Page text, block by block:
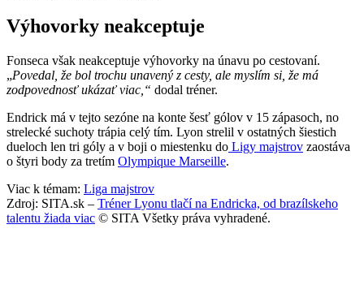
Výhovorky neakceptuje
Fonseca však neakceptuje výhovorky na únavu po cestovaní.
„Povedal, že bol trochu unavený z cesty, ale myslím si, že má
zodpovednosť ukázať viac,“ dodal tréner.
Endrick má v tejto sezóne na konte šesť gólov v 15 zápasoch, no
strelecké suchoty trápia celý tím. Lyon strelil v ostatných šiestich
dueloch len tri góly a v boji o miestenku do Ligy majstrov zaostáva
o štyri body za tretím Olympique Marseille.
Viac k témam: Liga majstrov
Zdroj: SITA.sk – Tréner Lyonu tlačí na Endricka, od brazílskeho
talentu žiada viac © SITA Všetky práva vyhradené.